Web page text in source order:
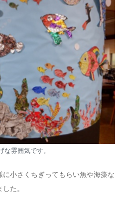
な雰囲気です。
小さくちぎってもらい魚や海藻な
た。